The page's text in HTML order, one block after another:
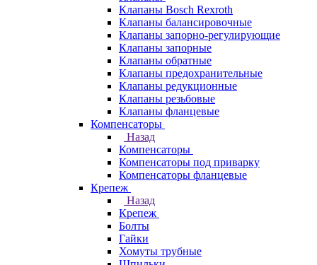
Клапаны Bosch Rexroth
Клапаны балансировочные
Клапаны запорно-регулирующие
Клапаны запорные
Клапаны обратные
Клапаны предохранительные
Клапаны редукционные
Клапаны резьбовые
Клапаны фланцевые
Компенсаторы
Назад
Компенсаторы
Компенсаторы под приварку
Компенсаторы фланцевые
Крепеж
Назад
Крепеж
Болты
Гайки
Хомуты трубные